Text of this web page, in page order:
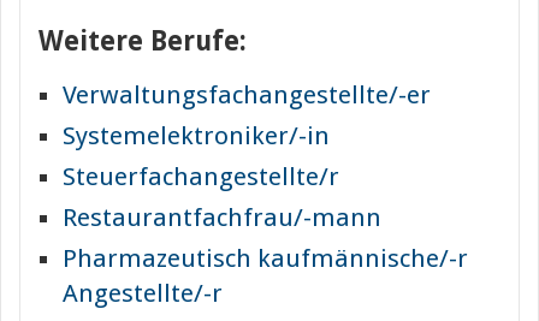
Weitere Berufe:
Verwaltungsfachangestellte/-er
Systemelektroniker/-in
Steuerfachangestellte/r
Restaurantfachfrau/-mann
Pharmazeutisch kaufmännische/-r
Angestellte/-r